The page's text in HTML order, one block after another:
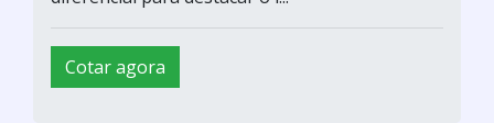
Cotar agora